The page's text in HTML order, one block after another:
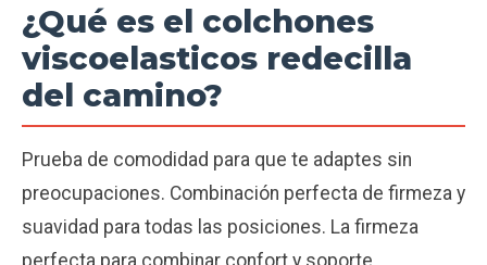
¿Qué es el colchones
viscoelasticos redecilla
del camino?
Prueba de comodidad para que te adaptes sin
preocupaciones. Combinación perfecta de firmeza y
suavidad para todas las posiciones. La firmeza
perfecta para combinar confort y soporte.